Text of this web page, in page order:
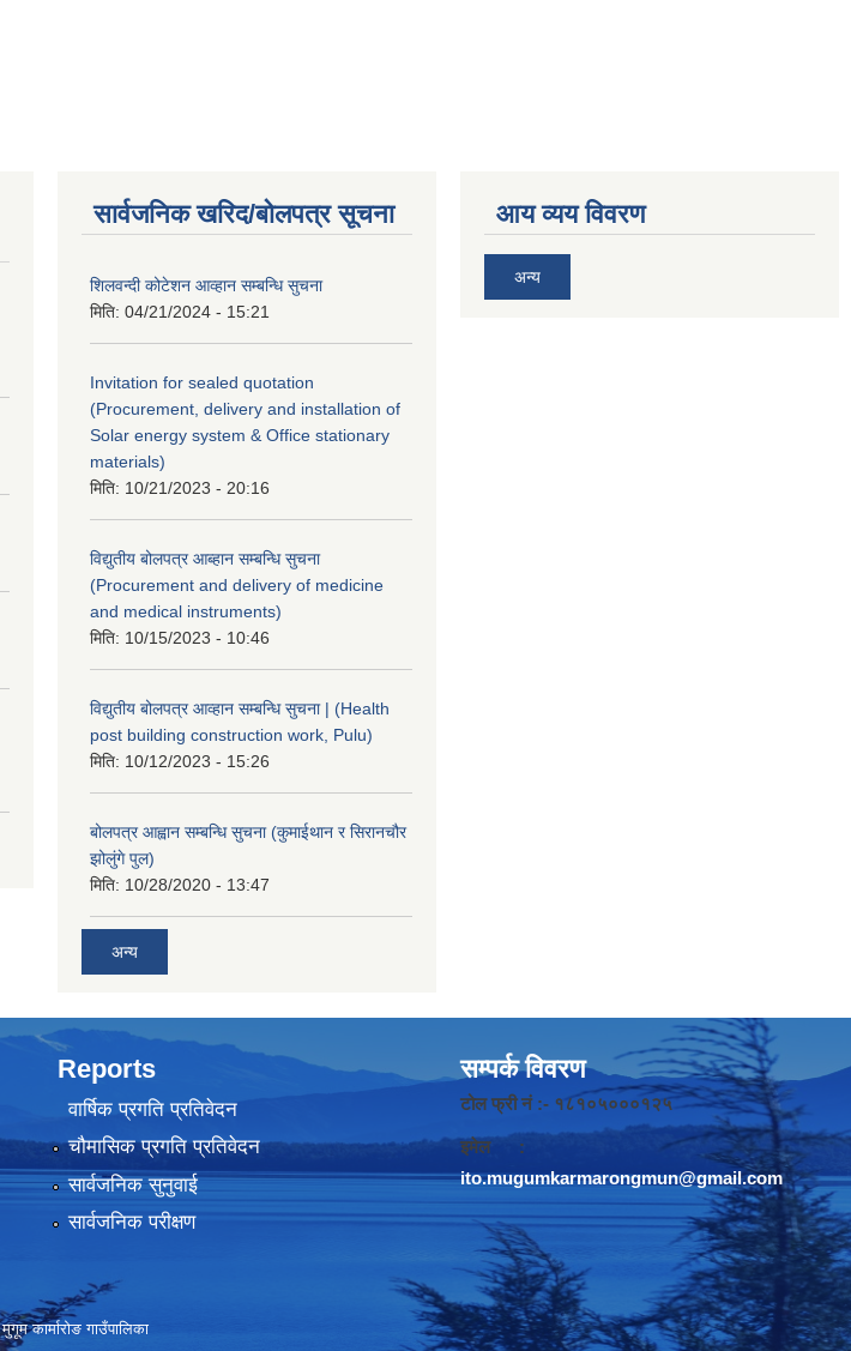
सार्वजनिक खरिद/बोलपत्र सूचना
शिलवन्दी कोटेशन आव्हान सम्बन्धि सुचना
मिति: 04/21/2024 - 15:21
Invitation for sealed quotation
(Procurement, delivery and installation of
Solar energy system & Office stationary
materials)
मिति: 10/21/2023 - 20:16
विद्युतीय बोलपत्र आब्हान सम्बन्धि सुचना
(Procurement and delivery of medicine
and medical instruments)
मिति: 10/15/2023 - 10:46
विद्युतीय बोलपत्र आव्हान सम्बन्धि सुचना | (Health
post building construction work, Pulu)
मिति: 10/12/2023 - 15:26
बोलपत्र आह्वान सम्बन्धि सुचना (कुमाईथान र सिरानचौर
झोलुंगे पुल)
मिति: 10/28/2020 - 13:47
अन्य
आय व्यय विवरण
अन्य
Reports
वार्षिक प्रगति प्रतिवेदन
चौमासिक प्रगति प्रतिवेदन
सार्वजनिक सुनुवाई
सार्वजनिक परीक्षण
सम्पर्क विवरण
टोल फ्री नं :- १८१०५०००१२५
इमेल :
ito.mugumkarmarongmun@gmail.com
कार्मारोङ गाउँपालिका